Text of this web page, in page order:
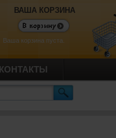
ВАША КОРЗИНА
Ваша корзина пуста.
КОНТАКТЫ